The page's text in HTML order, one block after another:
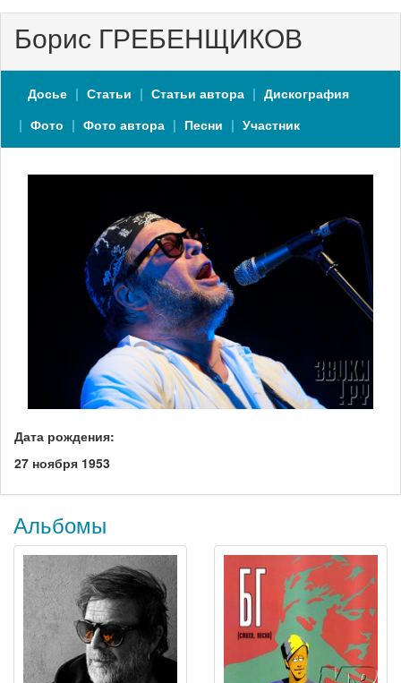
Борис ГРЕБЕНЩИКОВ
Досье Статьи Статьи автора
Дискография
Фото
Фото автора Песни Участник
Дата рождения:
27 ноября 1953
Альбомы